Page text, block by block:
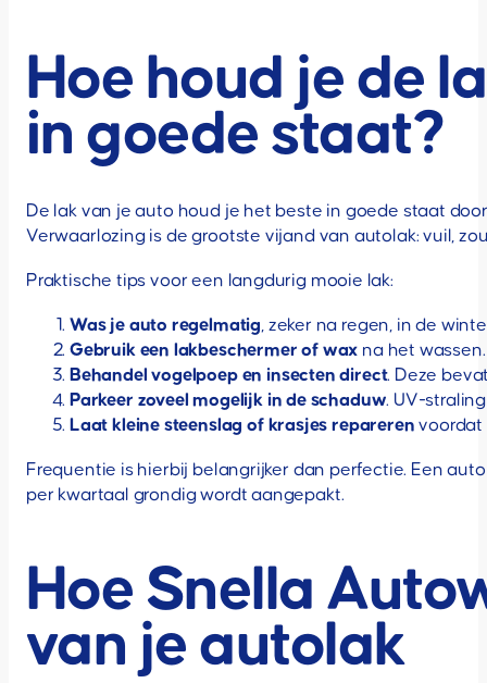
Hoe houd je de
in goede staat?
De lak van je auto houd je het beste in goede staat
Verwaarlozing is de grootste vijand van autolak: vuil,
Praktische tips voor een langdurig mooie lak:
Was je auto regelmatig, zeker na regen, in de
Gebruik een lakbeschermer of wax na het
Behandel vogelpoep en insecten direct. Deze
Parkeer zoveel mogelijk in de schaduw. UV-
Laat kleine steenslag of krasjes repareren voordat
Frequentie is hierbij belangrijker dan perfectie. Een
per kwartaal grondig wordt aangepakt.
Hoe Snella
van je autolak